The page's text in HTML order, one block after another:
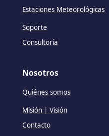
Estaciones Meteorológicas
Soporte
Consultoría
Nosotros
Quiénes somos
Misión | Visión
Contacto